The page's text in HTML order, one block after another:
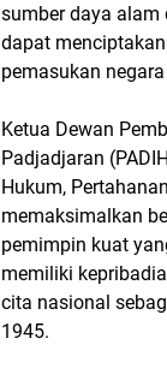
sumber daya alam
dapat
pemasukan
Ketua Dewan
Padjadjaran
Hukum,
memaksimalkan
pemimpin kuat
memiliki
cita nasional
1945.